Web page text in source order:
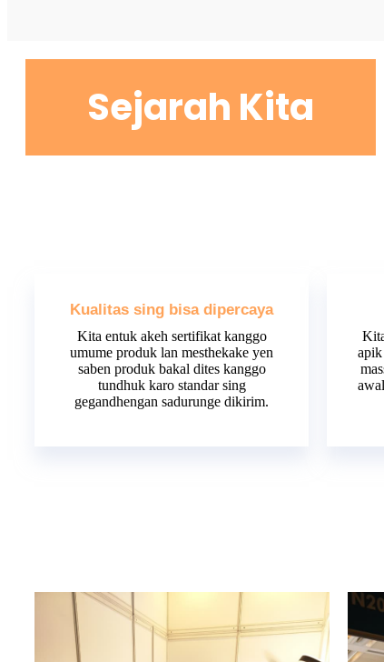
Sejarah Kita
Kualitas sing bisa dipercaya
Kita entuk akeh sertifikat kanggo
umume produk lan mesthekake yen
saben produk bakal dites kanggo
tundhuk karo standar sing
gegandhengan sadurunge dikirim.